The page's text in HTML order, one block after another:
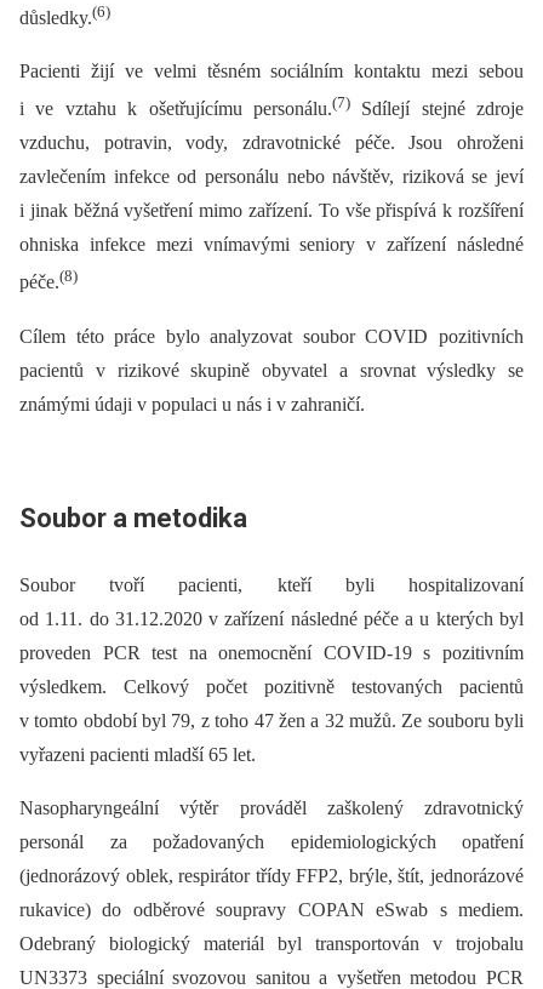
důsledky.(6)
Pacienti žijí ve velmi těsném sociálním kontaktu mezi sebou
i ve vztahu k ošetřujícímu personálu.(7)Sdílejí stejné zdroje
vzduchu, potravin, vody, zdravotnické péče. Jsou ohroženi
zavlečením infekce od personálu nebo návštěv, riziková se jeví
i jinak běžná vyšetření mimo zařízení. To vše přispívá k rozšíření
ohniska infekce mezi vnímavými seniory v zařízení následné
péče.(8)
Cílem této práce bylo analyzovat soubor COVID pozitivních
pacientů v rizikové skupině obyvatel a srovnat výsledky se
známými údaji v populaci u nás i v zahraničí.
Soubor a metodika
Soubor tvoří pacienti, kteří byli hospitalizovaní
od 1.11. do 31.12.2020 v zařízení následné péče a u kterých byl
proveden PCR test na onemocnění COVID-19 s pozitivním
výsledkem. Celkový počet pozitivně testovaných pacientů
v tomto období byl 79, z toho 47 žen a 32 mužů. Ze souboru byli
vyřazeni pacienti mladší 65 let.
Nasopharyngeální výtěr prováděl zaškolený zdravotnický
personál za požadovaných epidemiologických opatření
(jednorázový oblek, respirátor třídy FFP2, brýle, štít, jednorázové
rukavice) do odběrové soupravy COPAN eSwab s mediem.
Odebraný biologický materiál byl transportován v trojobalu
UN3373 speciální svozovou sanitou a vyšetřen metodou PCR